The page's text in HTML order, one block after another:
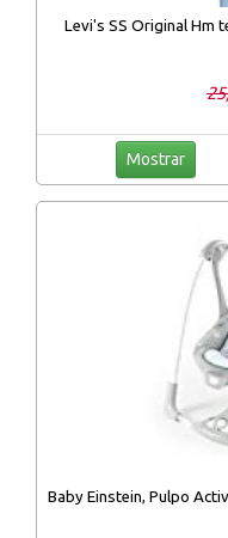
Levi's SS Original Hm
Mostrar
Baby Einstein, Pulpo